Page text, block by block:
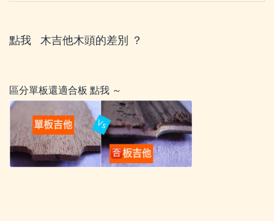
點我 木吉他木頭的差別 ？
區分單板還適合板 點我 ～